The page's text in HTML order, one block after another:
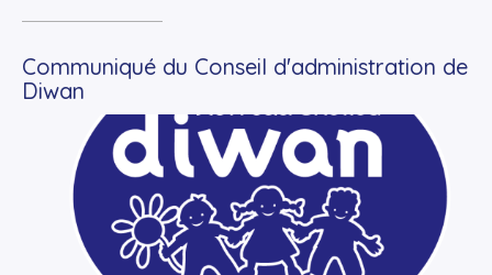
Communiqué du Conseil d'administration de
Diwan
+ Lire la suite